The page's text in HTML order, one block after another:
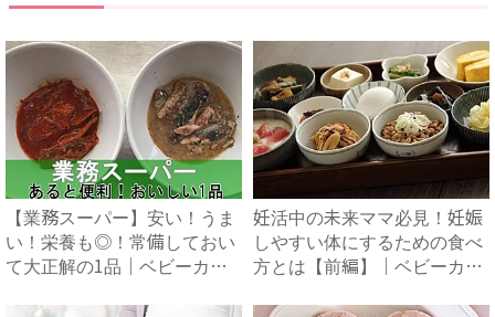
【業務スーパー】安い！うま
い！栄養も◎！常備しておい
て大正解の1品｜ベビーカレ
妊活中の未来ママ必見！妊娠
しやすい体にするための食べ
方とは【前編】｜ベビーカレ